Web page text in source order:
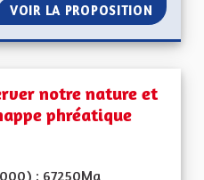
VOIR LA PROPOSITION
notre nature et
phréatique
: 67250Ma